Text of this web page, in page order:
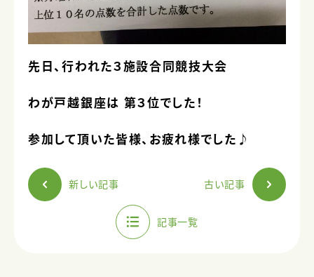
先日、行われた３施設合同競技大会
わが戸越銀座は 第３位でした！
参加して頂いた皆様、お疲れ様でした♪
新しい記事 古い記事
記事一覧